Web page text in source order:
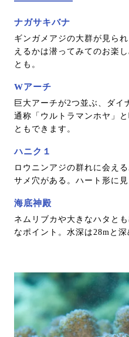
ナガサキバナ
ギンガメアジの大群が見ら
えるかは潜ってみてのお楽
とも。
Wアーチ
巨大アーチが2つ並ぶ、ダイ
通称「ウルトラマンホヤ」
ともできます。
ハニク１
ロウニンアジの群れに会え
サメ穴がある。ハート形に
海底神殿
ネムリブカや大きなハタと
なポイント。水深は28mと深